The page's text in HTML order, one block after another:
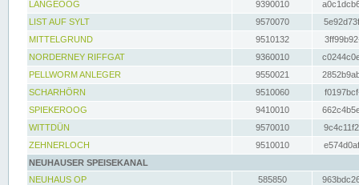
LANGEOOG
9390010
LIST AUF SYLT
9570070
MITTELGRUND
9510132
NORDERNEY RIFFGAT
9360010
PELLWORM ANLEGER
9550021
SCHARHÖRN
9510060
SPIEKEROOG
9410010
WITTDÜN
9570010
ZEHNERLOCH
9510010
NEUHAUSER SPEISEKANAL
NEUHAUS OP
585850